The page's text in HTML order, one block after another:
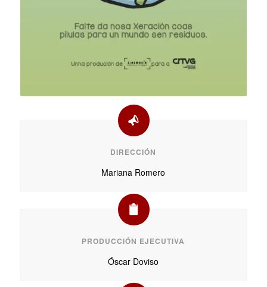
DIRECCIÓN
Mariana Romero
PRODUCCIÓN EJECUTIVA
Óscar Doviso